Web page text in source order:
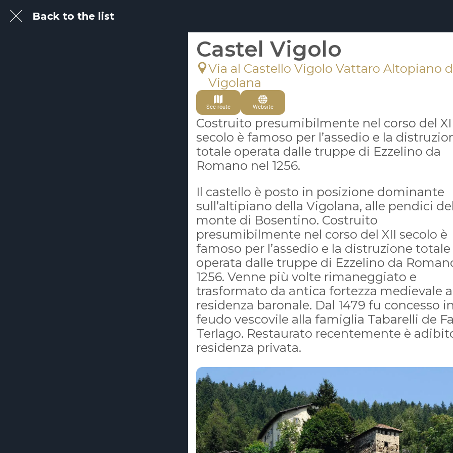
Back to the list
Castel Vigolo
Via al Castello Vigolo Vattaro Altopiano
Vigolana
See route Website
Costruito presumibilmente nel corso del
secolo è famoso per l’assedio e la
totale operata dalle truppe di Ezzelino da
Romano nel 1256.
Il castello è posto in posizione dominante
sull’altipiano della Vigolana, alle pendici del
monte di Bosentino. Costruito
presumibilmente nel corso del XII secolo è
famoso per l’assedio e la distruzione totale
operata dalle truppe di Ezzelino da
1256. Venne più volte rimaneggiato e
trasformato da antica fortezza medievale a
residenza baronale. Dal 1479 fu concesso in
feudo vescovile alla famiglia Tabarelli de
Terlago. Restaurato recentemente è
residenza privata.